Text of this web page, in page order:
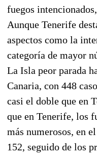
fuegos
Aunque Tenerife
aspectos como la
categoría de mayor
La Isla peor parada
Canaria, con 448
casi el doble que en
que en Tenerife, los
más numerosos, en
152, seguido de los